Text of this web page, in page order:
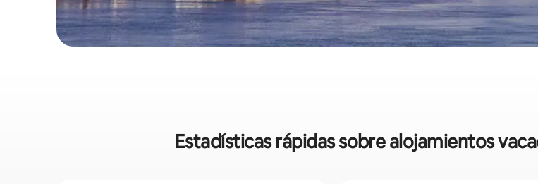
Estadísticas rápidas sobre alojamientos